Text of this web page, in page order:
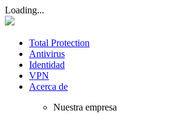
Loading...
Total Protection
Antivirus
Identidad
VPN
Acerca de
Nuestra empresa